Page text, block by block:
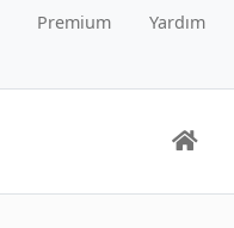
Premium Yardım